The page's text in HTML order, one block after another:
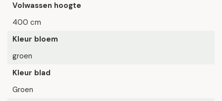
Volwassen hoogte
400 cm
Kleur bloem
groen
Kleur blad
Groen